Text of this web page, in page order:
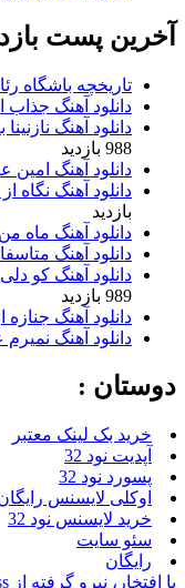
آخرین پست
تاریخچه باشگاه
دانلود آهنگ جذاب
دانلود آهنگ
988 بازدید
دانلود آهنگ امین
دانلود آهنگ نگاه
بازدید
دانلود آهنگ ماه
دانلود آهنگ
دانلود آهنگ کو
989 بازدید
دانلود آهنگ
دانلود آهنگ
دوستان :
خرید بک لینک معتبر
آپدیت نود 32
پسورد نود 32
اوکلی لایسنس رایگان
خرید لایسنس نود 32
سئو سایت
رایگان
با افتخار، نیرو گرفته از WordPress